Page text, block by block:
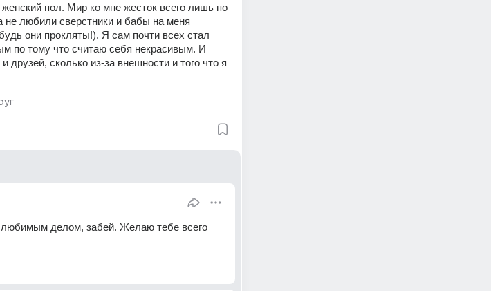
пол. Мир ко мне жесток всего лишь по
не любили сверстники и бабы на меня
они прокляты!). Я сам почти всех стал
по тому что считаю себя некрасивым. И
друзей, сколько из-за внешности и того что я
любимым делом, забей. Желаю тебе всего